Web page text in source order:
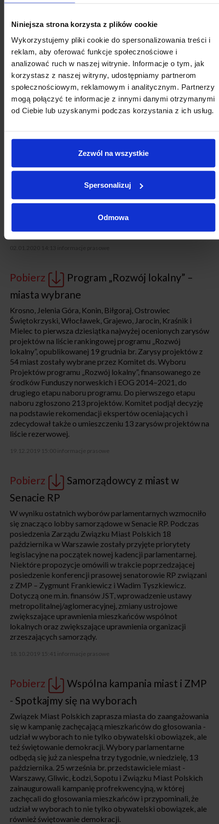
Niniejsza strona korzysta z plików cookie
Wykorzystujemy pliki cookie do spersonalizowania treści i
reklam, aby oferować funkcje społecznościowe i
analizować ruch w naszej witrynie. Informacje o tym, jak
korzystasz z naszej witryny, udostępniamy partnerom
społecznościowym, reklamowym i analitycznym. Partnerzy
mogą połączyć te informacje z innymi danymi otrzymanymi
od Ciebie lub uzyskanymi podczas korzystania z ich usług.
Zezwól na wszystkie
Spersonalizuj
Odmowa
zaangażowało się 165 miast członkowskich ZMP, które
zadeklarowały współpracę i aktywny udział w dystrybucji
informacji na szczeblu lokalnym.
24.02.2020 15:17informacje prasowe
Pobierz
Wysoka pozycja ZMP wśród
lobbystów
najskuteczniejszych lobbystów działających w Sejmie.
Serwis Jawny Lobbing pokazuje w swoich statystykach, kto
ma wpływ na tworzenie prawa w Polsce. Serwis tez został
zbudowany po to, aby każdy mógł sprawdzić, kto ma
takich źródeł m.in. jak: publikowany przez MSWiA rejestr
podmiotów prowadzących zawodową działalność
stenogramy posiedzeń komisji sejmowych czy Rządowe
Centrum Legislacji.
Pobierz
Program „Rozwój lokalny” –
miasta wybrane
Krosno, Jelenia Góra, Konin, Biłgoraj, Ostrowiec
Świętokrzyski, Włocławek, Grajewo, Jarocin, Kraśnik i
Mielec to pierwsza dziesiątka najwyżej ocenionych zarysów
projektów na liście rankingowej programu „Rozwój
lokalny”, opublikowanej 19 grudnia br. Zarysy projektów z
54 miast zostały wybrane przez Komitet ds. Wyboru
Projektów programu „Rozwój lokalny”, finansowanego ze
środków Funduszy norweskich i EOG 2014–2021, do
drugiego etapu naboru programu. Do pierwszego etapu
naboru zgłoszono 213 projektów. Komitet podjął decyzję
na podstawie rekomendacji ekspertów oceniających i
zdecydował także o umieszczeniu 13 zarysów projektów na
liście rezerwowej.
19.12.2019 15:00 informacje prasowe
Pobierz
Samorządowcy z miast w
Senacie RP
W wyniku ostatnich wyborów parlamentarnych wzmocniło
się znacząco lobby samorządowe w Senacie RP. Podczas
posiedzenia Zarządu Związku Miast Polskich 18
października w Warszawie zostały przyjęte priorytety
legislacyjne na początek nowej kadencji parlamentarnej.
Niektóre propozycje omówili w trakcie poprzedzającej
posiedzenie konferencji prasowej senatorowie RP związani
z ZMP – Zygmunt Frankiewicz i Wadim Tyszkiewicz.
Dotyczą one m.in. finansów JST, wprowadzenie ustawy
metropolitalnej/aglomeracyjnej, zmiany ustrojowe
zwiększające uprawnienia mieszkańców wspólnot
lokalnych oraz zwiększające uprawnienia organizacji
zrzeszających samorządy.
18.10.2019 15:41 informacje prasowe
Pobierz
Wspólna kampania miast i ZMP
- Spotkajmy się na wyborach
Związek Miast Polskich zaprasza miasta do zaangażowania
się w kampanię zachęcającą mieszkańców do głosowania -
udział w wyborach to nie tylko obywatelski obowiązek, ale
też świętowanie demokracji. Wybory parlamentarne
odbędą się już za niespełna trzy tygodnie, w niedzielę, 13
października. 25 września br. przedstawiciele miast -
Warszawy, Gliwic, Łodzi, Sopotu i Związku Miast Polskich
zainaugurowali kampanię profrekwencyjną, w której
zachęcali do głosowania mieszkańców i przypominali, że
udział w wyborach to nie tylko obywatelski obowiązek, ale
również świętowanie demokracji.